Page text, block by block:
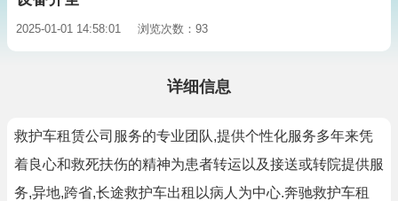
2025-01-01 14:58:01 浏览次数：93
详细信息
救护车租赁公司服务的专业团队,提供个性化服务多年来凭
着良心和救死扶伤的精神为患者转运以及接送或转院提供服
务,异地,跨省,长途救护车出租以病人为中心.奔驰救护车租